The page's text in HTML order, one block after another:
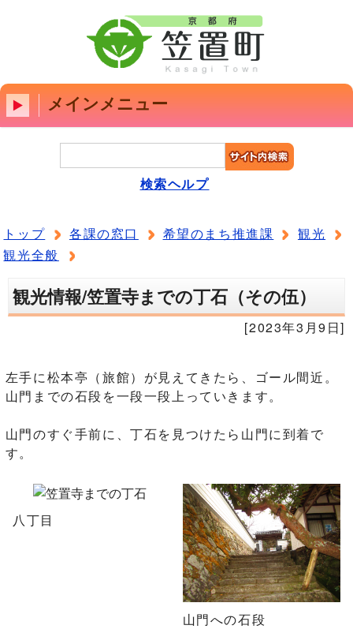
メインメニュー
検索ヘルプ
トップ 各課の窓口 希望のまち推進課
観光
観光全般
観光情報/笠置寺までの丁石（その伍）
[2023年3月9日]
左手に松本亭（旅館）が見えてきたら、ゴール間近。
山門までの石段を一段一段上っていきます。
山門のすぐ手前に、丁石を見つけたら山門に到着で
す。
八丁目
山門への石段